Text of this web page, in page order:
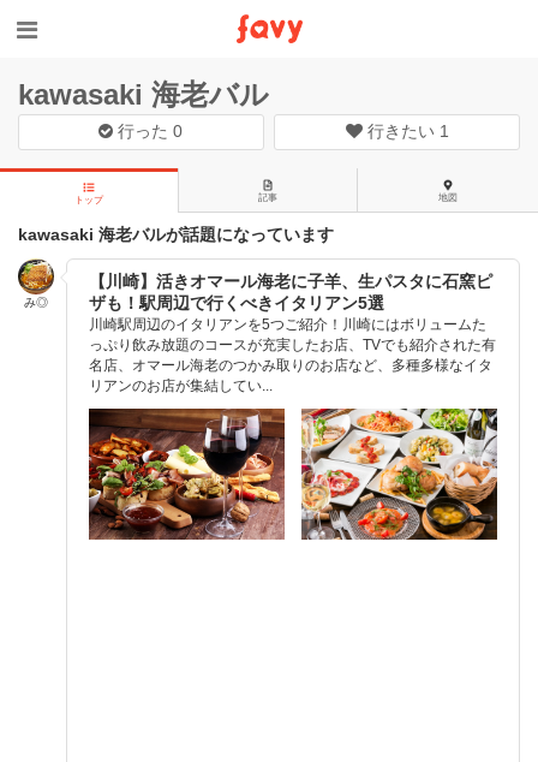
kawasaki 海老バル
行った0 行きたい 1
トップ 記事 地図
kawasaki 海老バルが話題になっています
み◎
【川崎】活きオマール海老に子羊、生パスタに石窯ピ
ザも！駅周辺で行くべきイタリアン5選
川崎駅周辺のイタリアンを5つご紹介！川崎にはボリュームた
っぷり飲み放題のコースが充実したお店、TVでも紹介された有
名店、オマール海老のつかみ取りのお店など、多種多様なイタ
リアンのお店が集結してい...